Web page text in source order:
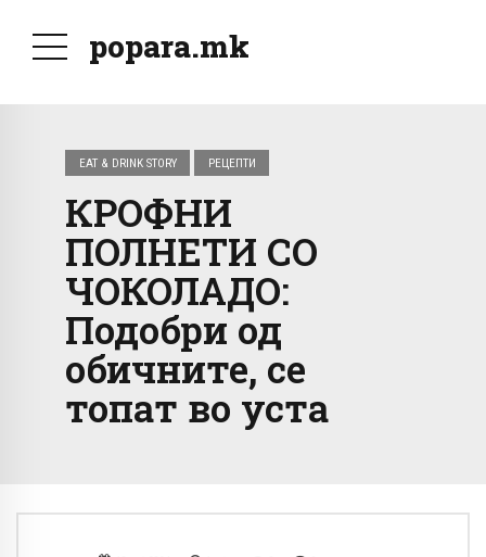
popara.mk
EAT & DRINK STORY РЕЦЕПТИ
КРОФНИ
ПОЛНЕТИ СО
ЧОКОЛАДО:
Подобри од
обичните, се
топат во уста